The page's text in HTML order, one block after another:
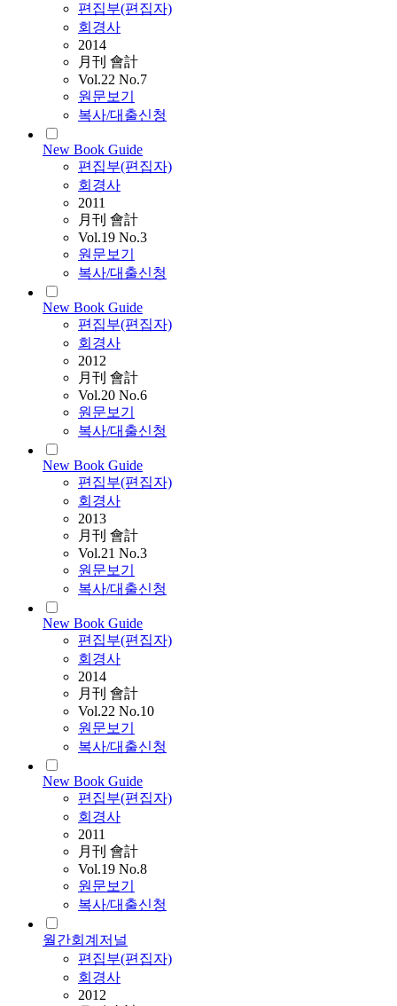
편집부(편집자)
회경사
2014
月刊 會計
Vol.22 No.7
원문보기
복사/대출신청
New Book Guide
편집부(편집자)
회경사
2011
月刊 會計
Vol.19 No.3
원문보기
복사/대출신청
New Book Guide
편집부(편집자)
회경사
2012
月刊 會計
Vol.20 No.6
원문보기
복사/대출신청
New Book Guide
편집부(편집자)
회경사
2013
月刊 會計
Vol.21 No.3
원문보기
복사/대출신청
New Book Guide
편집부(편집자)
회경사
2014
月刊 會計
Vol.22 No.10
원문보기
복사/대출신청
New Book Guide
편집부(편집자)
회경사
2011
月刊 會計
Vol.19 No.8
원문보기
복사/대출신청
월간회계저널
편집부(편집자)
회경사
2012